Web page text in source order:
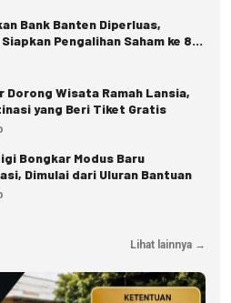
Bank Banten Diperluas,
Pengalihan Saham ke 8
Dorong Wisata Ramah Lansia,
yang Beri Tiket Gratis
Bongkar Modus Baru
Dimulai dari Uluran Bantuan
Lihat lainnya →